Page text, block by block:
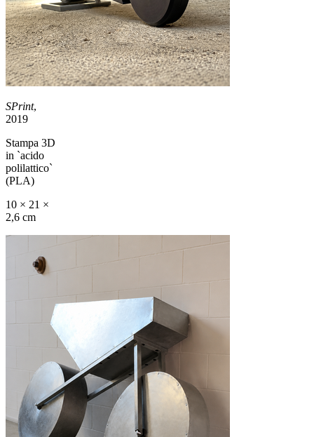
SPrint,
2019
Stampa 3D
in `acido
polilattico`
(PLA)
10 × 21 ×
2,6 cm